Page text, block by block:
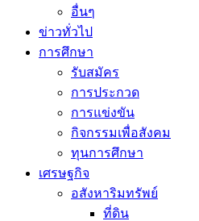
อื่นๆ
ข่าวทั่วไป
การศึกษา
รับสมัคร
การประกวด
การแข่งขัน
กิจกรรมเพื่อสังคม
ทุนการศึกษา
เศรษฐกิจ
อสังหาริมทรัพย์
ที่ดิน